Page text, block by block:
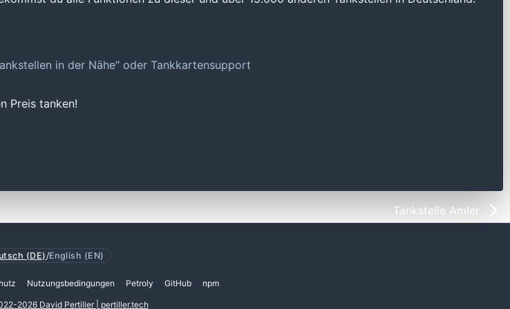
in der Nähe“ oder Tankkartensupport
Preis tanken!
Tankstelle Amler
(DE)/English (EN)
Nutzungsbedingungen Petroly GitHub npm
2026 David Pertiller | pertiller.tech